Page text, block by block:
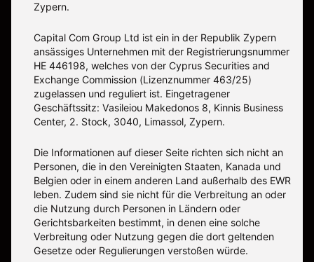
Zypern.
Capital Com Group Ltd ist ein in der Republik Zypern
ansässiges Unternehmen mit der Registrierungsnummer
ΗΕ 446198, welches von der Cyprus Securities and
Exchange Commission (Lizenznummer 463/25)
zugelassen und reguliert ist. Eingetragener
Geschäftssitz: Vasileiou Makedonos 8, Kinnis Business
Center, 2. Stock, 3040, Limassol, Zypern.
Die Informationen auf dieser Seite richten sich nicht an
Personen, die in den Vereinigten Staaten, Kanada und
Belgien oder in einem anderen Land außerhalb des EWR
leben. Zudem sind sie nicht für die Verbreitung an oder
die Nutzung durch Personen in Ländern oder
Gerichtsbarkeiten bestimmt, in denen eine solche
Verbreitung oder Nutzung gegen die dort geltenden
Gesetze oder Regulierungen verstoßen würde.